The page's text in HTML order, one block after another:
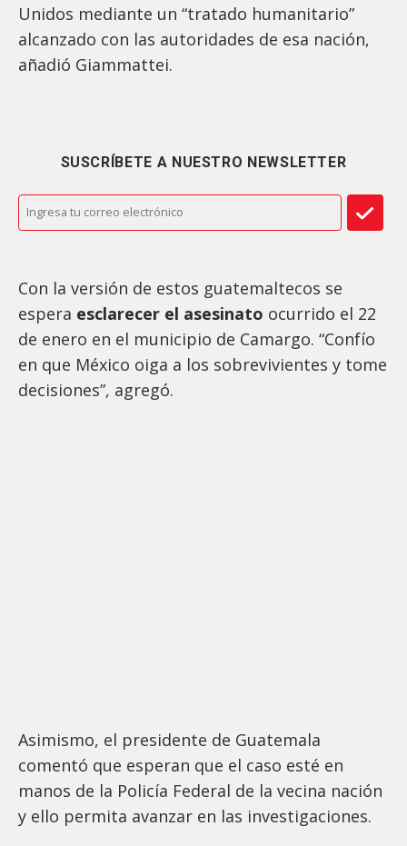
Unidos mediante un “tratado humanitario”
alcanzado con las autoridades de esa nación,
añadió Giammattei.
SUSCRÍBETE A NUESTRO NEWSLETTER
Con la versión de estos guatemaltecos se
espera esclarecer el asesinato ocurrido el 22
de enero en el municipio de Camargo. “Confío
en que México oiga a los sobrevivientes y tome
decisiones”, agregó.
Asimismo, el presidente de Guatemala
comentó que esperan que el caso esté en
manos de la Policía Federal de la vecina nación
y ello permita avanzar en las investigaciones.